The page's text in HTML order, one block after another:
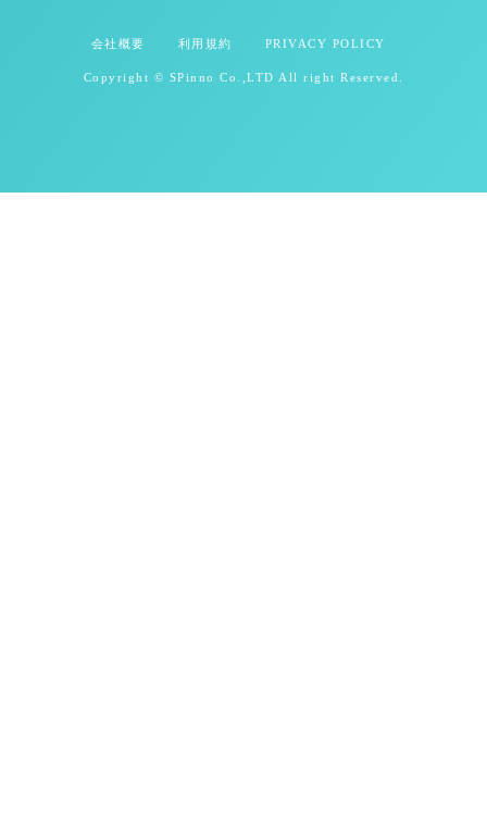
会社概要 利用規約 PRIVACY POLICY
Copyright © SPinno Co.,LTD All right Reserved.